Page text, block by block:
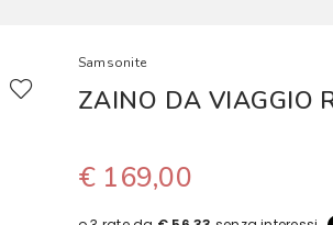
Samsonite
ZAINO DA VIAGGIO
€ 169,00